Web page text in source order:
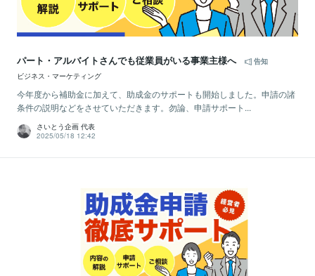
パート・アルバイトさんでも従業員がいる事業主様へ
告知
ビジネス・マーケティング
今年度から補助金に加えて、助成金のサポートも開始しました。申請の諸
条件の説明などをさせていただきます。勿論、申請サポート...
さいとう企画 代表
2025/05/18 12:42